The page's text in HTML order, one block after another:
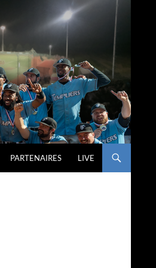
PARTENAIRES LIVE